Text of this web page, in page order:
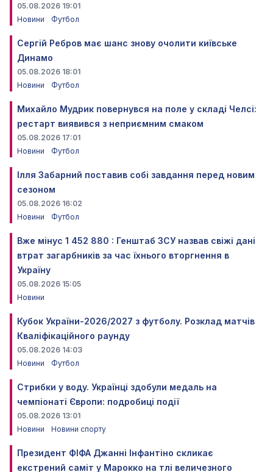
05.08.2026 19:01
Новини
Футбол
Сергій Ребров має шанс знову очолити київське
Динамо
05.08.2026 18:01
Новини
Футбол
Михайло Мудрик повернувся на поле у складі Челсі:
рестарт виявився з неприємним смаком
05.08.2026 17:01
Новини
Футбол
Ілля Забарний поставив собі завдання перед новим
сезоном
05.08.2026 16:02
Новини
Футбол
Вже мінус 1 452 880 : Генштаб ЗСУ назвав свіжі дані
втрат загарбників за час їхнього вторгнення в
Україну
05.08.2026 15:05
Новини
Кубок України-2026/2027 з футболу. Розклад матчів
Кваліфікаційного раунду
05.08.2026 14:03
Новини
Футбол
Стрибки у воду. Українці здобули медаль на
чемпіонаті Європи: подробиці події
05.08.2026 13:01
Новини
Новини спорту
Президент ФІФА Джанні Інфантіно скликає
екстрений саміт у Марокко на тлі величезного